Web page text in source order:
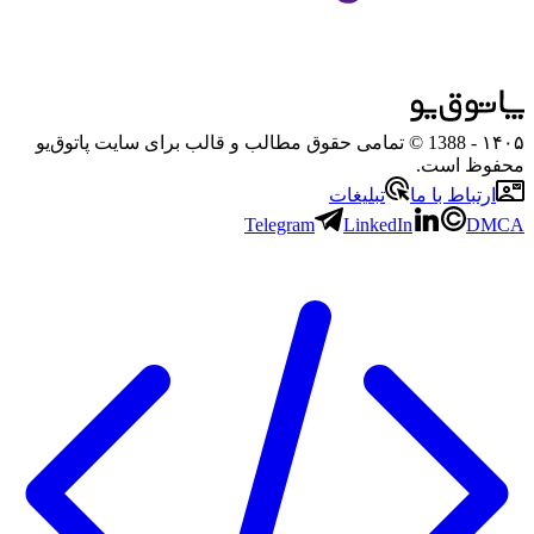
۱۴۰۵
- 1388 © تمامی حقوق مطالب و قالب برای سایت پاتوق‌یو
محفوظ است.
ارتباط با ما
تبلیغات
Telegram
LinkedIn DMCA